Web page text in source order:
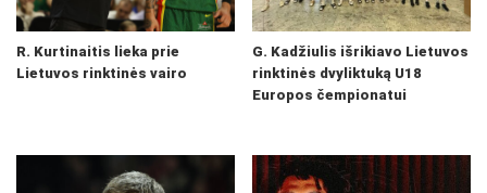
R. Kurtinaitis lieka prie
Lietuvos rinktinės vairo
G. Kadžiulis išrikiavo Lietuvos
rinktinės dvyliktuką U18
Europos čempionatui